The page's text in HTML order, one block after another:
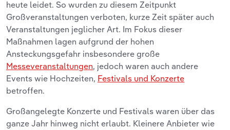
heute leidet. So wurden zu diesem Zeitpunkt
Großveranstaltungen verboten, kurze Zeit später auch
Veranstaltungen jeglicher Art. Im Fokus dieser
Maßnahmen lagen aufgrund der hohen
Ansteckungsgefahr insbesondere große
Messeveranstaltungen, jedoch waren auch andere
Events wie Hochzeiten, Festivals und Konzerte
betroffen.
Großangelegte Konzerte und Festivals waren über das
ganze Jahr hinweg nicht erlaubt. Kleinere Anbieter wie